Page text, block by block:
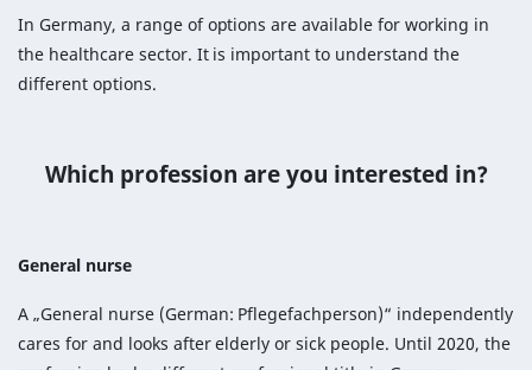
In Germany, a range of options are available for working in
the healthcare sector. It is important to understand the
different options.
Which profession are you interested in?
General nurse
A „General nurse (German: Pflegefachperson)“ independently
cares for and looks after elderly or sick people. Until 2020, the